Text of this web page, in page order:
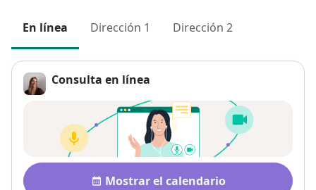
En línea Dirección 1 Dirección 2
Consulta en línea
Disponibilidad
Mostrar el calendario